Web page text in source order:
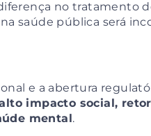
no tratamento
saúde pública será
e a abertura
impacto social,
mental.